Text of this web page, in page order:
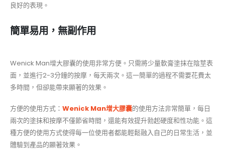
良好的表現。
簡單易用，無副作用
Wenick Man增大膠囊的使用非常方便。只需將少量軟膏塗抹在陰莖表
面，並進行2-3分鐘的按摩，每天兩次。這一簡單的過程不需要花費太
多時間，但卻能帶來顯著的效果。
方便的使用方式： Wenick Man增大膠囊的使用方法非常簡單，每日
兩次的塗抹和按摩不僅節省時間，還能有效提升勃起硬度和性功能。這
種方便的使用方式使得每一位使用者都能輕鬆融入自己的日常生活，並
體驗到產品的顯著效果。